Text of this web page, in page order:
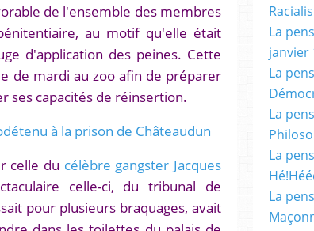
de l'ensemble des membres
au motif qu'elle était
d'application des peines. Cette
de mardi au zoo afin de préparer
ses capacités de réinsertion.
à la prison de Châteaudun
celle du célèbre gangster Jacques
celle-ci, du tribunal de
pour plusieurs braquages, avait
La
janvier
La
La
La
La